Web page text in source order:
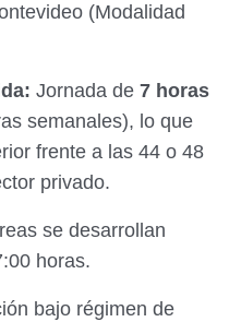
(Modalidad
Jornada de 7 horas
semanales), lo que
frente a las 44 o 48
privado.
se desarrollan
horas.
bajo régimen de